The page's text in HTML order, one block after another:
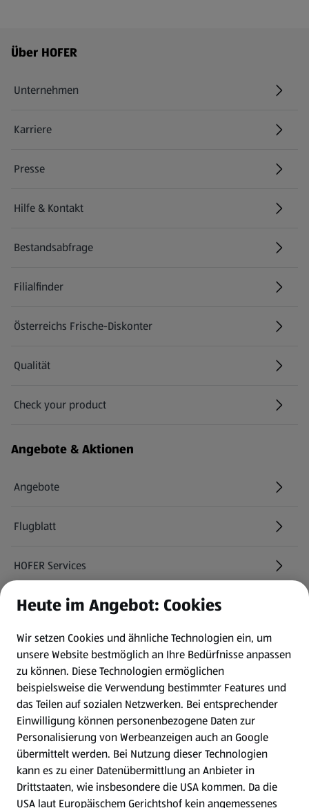
Fußzeilenmenü - weitere Links
Über HOFER
Unternehmen
Karriere
(öffnet in einem neuen Tab)
Presse
Hilfe & Kontakt
(öffnet in einem neuen Tab)
Bestandsabfrage
(öffnet in einem neuen Tab)
Filialfinder
Österreichs Frische-Diskonter
Qualität
Check your product
(öffnet in einem neuen Tab)
Angebote & Aktionen
Angebote
Flugblatt
HOFER Services
Newsletter
WhatsApp
Gewinnspiele
Mein HOFER. Meine Einkäufe.
Meine Meinung. Mein HOFER.
Gutscheingroßbestellung
Heute im Angebot: Cookies
Wir setzen Cookies und ähnliche Technologien ein, um
unsere Website bestmöglich an Ihre Bedürfnisse anpassen
zu können. Diese Technologien ermöglichen
beispielsweise die Verwendung bestimmter Features und
das Teilen auf sozialen Netzwerken. Bei entsprechender
Einwilligung können personenbezogene Daten zur
Personalisierung von Werbeanzeigen auch an Google
übermittelt werden. Bei Nutzung dieser Technologien
kann es zu einer Datenübermittlung an Anbieter in
Drittstaaten, wie insbesondere die USA kommen. Da die
USA laut Europäischem Gerichtshof kein angemessenes